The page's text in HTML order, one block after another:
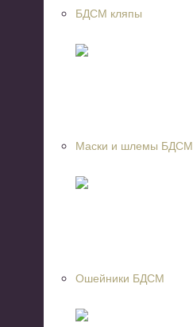
БДСМ кляпы
Маски и шлемы БДСМ
Ошейники БДСМ